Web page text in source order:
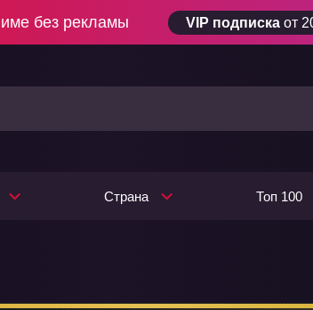
без рекламы VIP подписка от
Страна Топ 100